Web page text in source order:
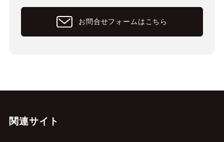
お問合せフォームはこちら
関連サイト